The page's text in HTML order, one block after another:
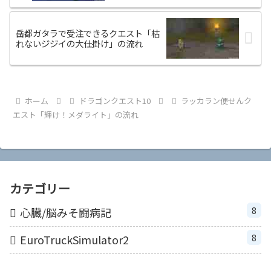
岳都ガタラで受注できるクエスト「枯
れないジジイの大仕掛け」の流れ
ホーム ドラゴンクエスト10
ラッカラン便せんク
エスト「輝け！メダライト」の流れ
カテゴリー
心臓/脳みそ闘病記 8
EuroTruckSimulator2 8